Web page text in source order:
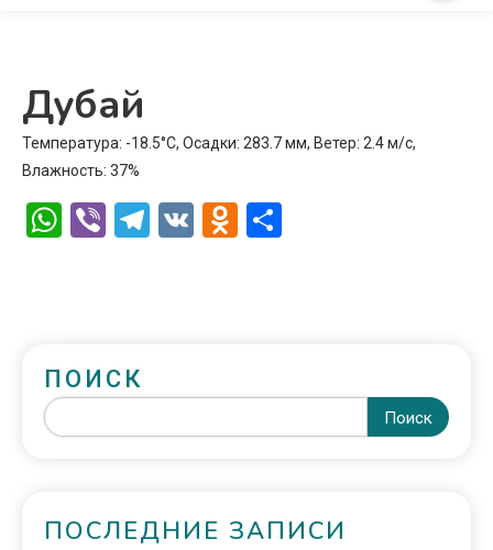
Дубай
Температура: -18.5°C, Осадки: 283.7 мм, Ветер: 2.4 м/с,
Влажность: 37%
WhatsApp
ViberTelegram
VK Odnoklassniki
ПОИСК
Поиск
ПОСЛЕДНИЕ ЗАПИСИ